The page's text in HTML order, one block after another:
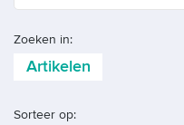
Zoeken in:
Artikelen
Sorteer op: